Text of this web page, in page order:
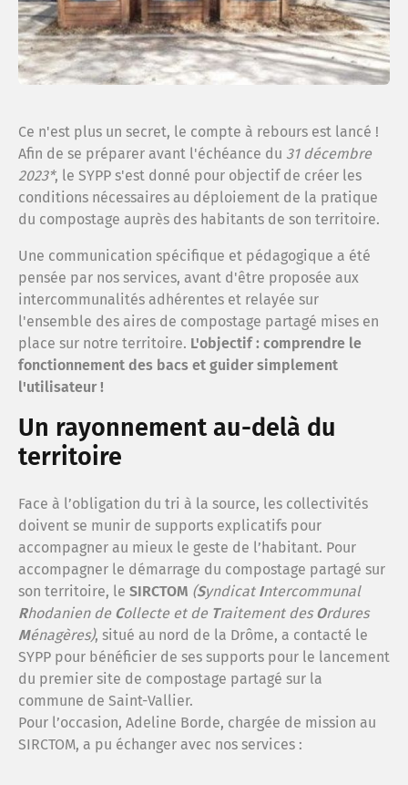
Ce n'est plus un secret, le compte à rebours est lancé !
Afin de se préparer avant l'échéance du 31 décembre
2023*, le SYPP s'est donné pour objectif de créer les
conditions nécessaires au déploiement de la pratique
du compostage auprès des habitants de son territoire.
Une communication spécifique et pédagogique a été
pensée par nos services, avant d'être proposée aux
intercommunalités adhérentes et relayée sur
l'ensemble des aires de compostage partagé mises en
place sur notre territoire. L'objectif : comprendre le
fonctionnement des bacs et guider simplement
l'utilisateur !
Un rayonnement au-delà du
territoire
Face à l’obligation du tri à la source, les collectivités
doivent se munir de supports explicatifs pour
accompagner au mieux le geste de l’habitant. Pour
accompagner le démarrage du compostage partagé sur
son territoire, le SIRCTOM (Syndicat Intercommunal
Rhodanien de Collecte et de Traitement desOrdures
Ménagères), situé au nord de la Drôme, a contacté le
SYPP pour bénéficier de ses supports pour le lancement
du premier site de compostage partagé sur la
commune de Saint-Vallier.
Pour l’occasion, Adeline Borde, chargée de mission au
SIRCTOM, a pu échanger avec nos services :